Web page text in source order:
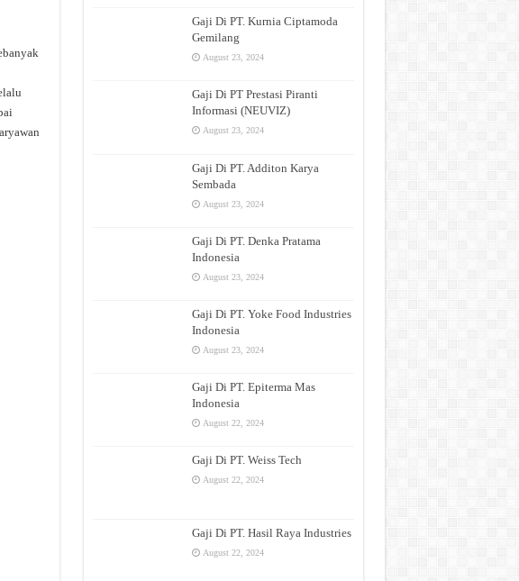
Gaji Di PT. Kurnia Ciptamoda
Gemilang
August 23, 2024
Gaji Di PT Prestasi Piranti
Informasi (NEUVIZ)
August 23, 2024
Gaji Di PT. Additon Karya
Sembada
August 23, 2024
Gaji Di PT. Denka Pratama
Indonesia
August 23, 2024
Gaji Di PT. Yoke Food Industries
Indonesia
August 23, 2024
Gaji Di PT. Epiterma Mas
Indonesia
August 22, 2024
Gaji Di PT. Weiss Tech
August 22, 2024
Gaji Di PT. Hasil Raya Industries
August 22, 2024